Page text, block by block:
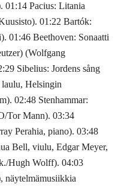
01:14 Pacius: Litania
01:22 Bartók:
01:46 Beethoven: Sonaatti
(Wolfgang
Sibelius: Jordens sång
Helsingin
02:48 Stenhammar:
Tor Mann). 03:34
Perahia, piano). 03:48
Bell, viulu, Edgar Meyer,
Hugh Wolff). 04:03